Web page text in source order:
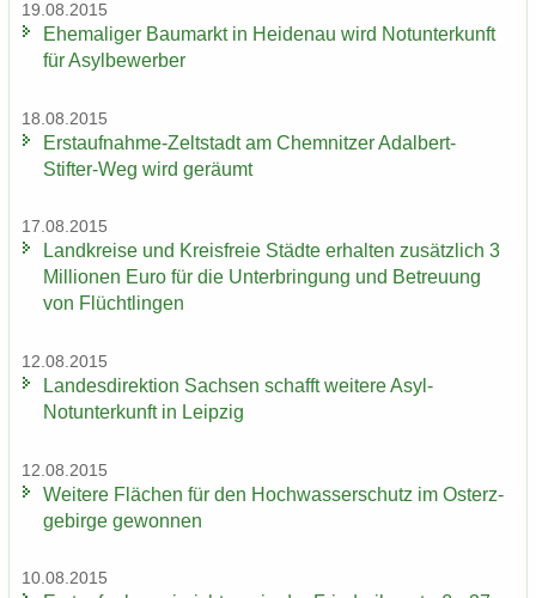
19.08.2015
Ehe­ma­li­ger Bau­markt in Hei­den­au wird Not­un­ter­kunft
für Asyl­be­wer­ber
18.08.2015
Erstaufnahme-​Zeltstadt am Chem­nit­zer Adalbert-​
Stifter-Weg wird ge­räumt
17.08.2015
Land­krei­se und Kreis­freie Städ­te er­hal­ten zu­sätz­lich 3
Mil­lio­nen Euro für die Un­ter­brin­gung und Be­treu­ung
von Flücht­lin­gen
12.08.2015
Lan­des­di­rek­ti­on Sach­sen schafft wei­te­re Asyl-​
Notunterkunft in Leip­zig
12.08.2015
Wei­te­re Flä­chen für den Hoch­was­ser­schutz im Ost­erz­
ge­bir­ge ge­won­nen
10.08.2015